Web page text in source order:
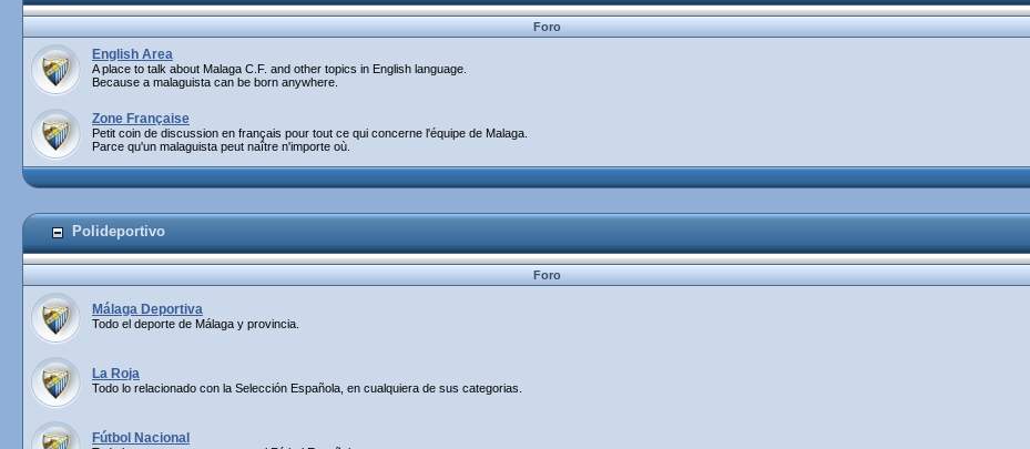
Foro
English Area
A place to talk about Malaga C.F. and other topics in English language.
Because a malaguista can be born anywhere.
Zone Française
Petit coin de discussion en français pour tout ce qui concerne l'équipe de Malaga.
Parce qu'un malaguista peut naître n'importe où.
Polideportivo
Foro
Málaga Deportiva
Todo el deporte de Málaga y provincia.
La Roja
Todo lo relacionado con la Selección Española, en cualquiera de sus categorias.
Fútbol Nacional